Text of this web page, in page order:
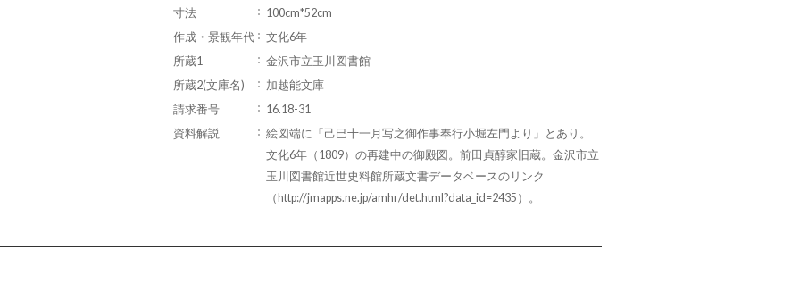
寸法
100cm*52cm
作成・景観年代
文化6年
所蔵1
金沢市立玉川図書館
所蔵2(文庫名)
加越能文庫
請求番号
16.18-31
資料解説
絵図端に「己巳十一月写之御作事奉行小堀左門より」とあり。
文化6年（1809）の再建中の御殿図。前田貞醇家旧蔵。金沢市立
玉川図書館近世史料館所蔵文書データベースのリンク
（http://jmapps.ne.jp/amhr/det.html?data_id=2435）。